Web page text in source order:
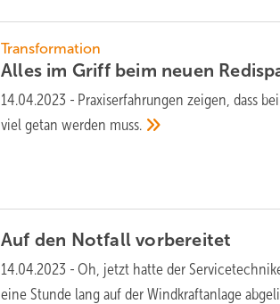
Transformation
Alles im Griff beim neuen
14.04.2023 - Praxiserfahrungen zeigen, dass
viel getan werden muss.
Auf den Notfallvorbereitet
14.04.2023 - Oh, jetzt hatte der
eine Stunde lang auf der Windkraftanlage